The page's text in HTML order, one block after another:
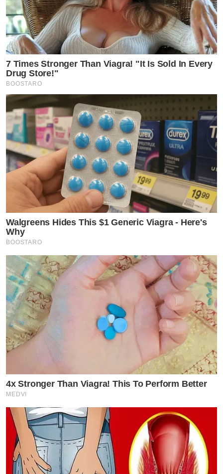
7 Times Stronger Than Viagra! "It Is Sold In Every
Drug Store!"
BOOSTARO
Walgreens Hides This $1 Generic Viagra - Here's
Why
BOOSTARO
4x Stronger Than Viagra! This To Perform Better
MEDVI